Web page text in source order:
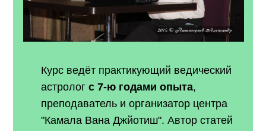
Курс ведёт практикующий ведический
астролог с 7-ю годами опыта,
преподаватель и организатор центра
"Камала Вана Джйотиш". Автор статей